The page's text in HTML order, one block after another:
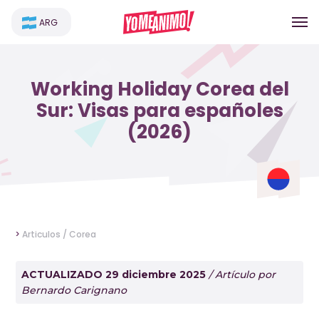
ARG
Working Holiday Corea del
Sur: Visas para españoles
(2026)
> Articulos / Corea
ACTUALIZADO 29 diciembre 2025 / Artículo por
Bernardo Carignano